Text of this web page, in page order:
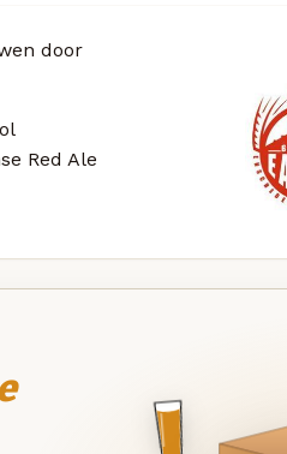
door
Red Ale